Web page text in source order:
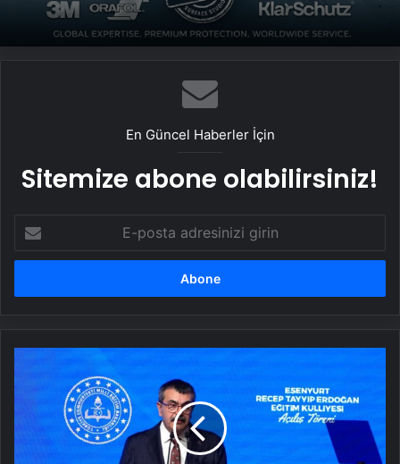
UETDS Nedir ? Uetds.com İle Akıllı Dijital
Yeni Dünya Düzensizliği Çağında Türk Dış
Politikası ve Hakan Fidan Faktörü
En Güncel Haberler İçin
Sitemize abone olabilirsiniz!
posta
adresinizi